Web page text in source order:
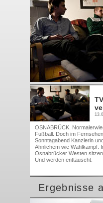
OSNABRÜCK.
Fußball. Doch im
Sonntagabend Kanzlerin
Ähnlichem wie Wahlkampf.
Osnabrücker Westen
Und werden enttäuscht.
Ergebnisse